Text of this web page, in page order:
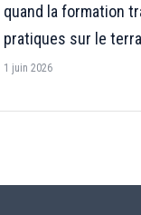
quand la formation
pratiques sur le
1 juin 2026